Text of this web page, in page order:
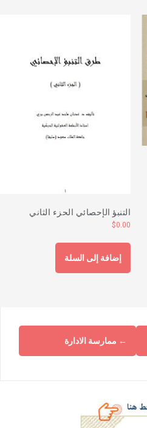
التنبؤ الإحصائي الحزء الثاني
$0.00
إضافة إلى السلة
← ممارسة الادارة